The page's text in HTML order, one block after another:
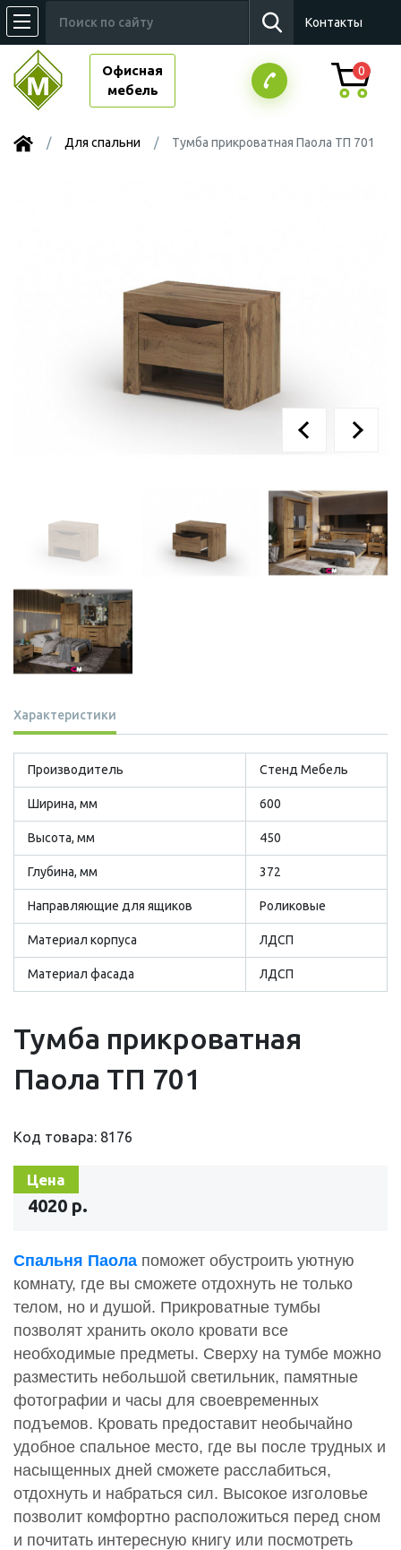
Контакты
Офисная
мебель
0
Для спальни Тумба прикроватная Паола ТП 701
Характеристики
Производитель Стенд Мебель
Ширина, мм 600
Высота, мм 450
Глубина, мм 372
Направляющие для ящиков Роликовые
Материал корпуса ЛДСП
Материал фасада ЛДСП
Тумба прикроватная
Паола ТП 701
Код товара: 8176
Цена
4020 р.
Спальня Паола поможет обустроить уютную
комнату, где вы сможете отдохнуть не только
телом, но и душой. Прикроватные тумбы
позволят хранить около кровати все
необходимые предметы. Сверху на тумбе можно
разместить небольшой светильник, памятные
фотографии и часы для своевременных
подъемов. Кровать предоставит необычайно
удобное спальное место, где вы после трудных и
насыщенных дней сможете расслабиться,
отдохнуть и набраться сил. Высокое изголовье
позволит комфортно расположиться перед сном
и почитать интересную книгу или посмотреть